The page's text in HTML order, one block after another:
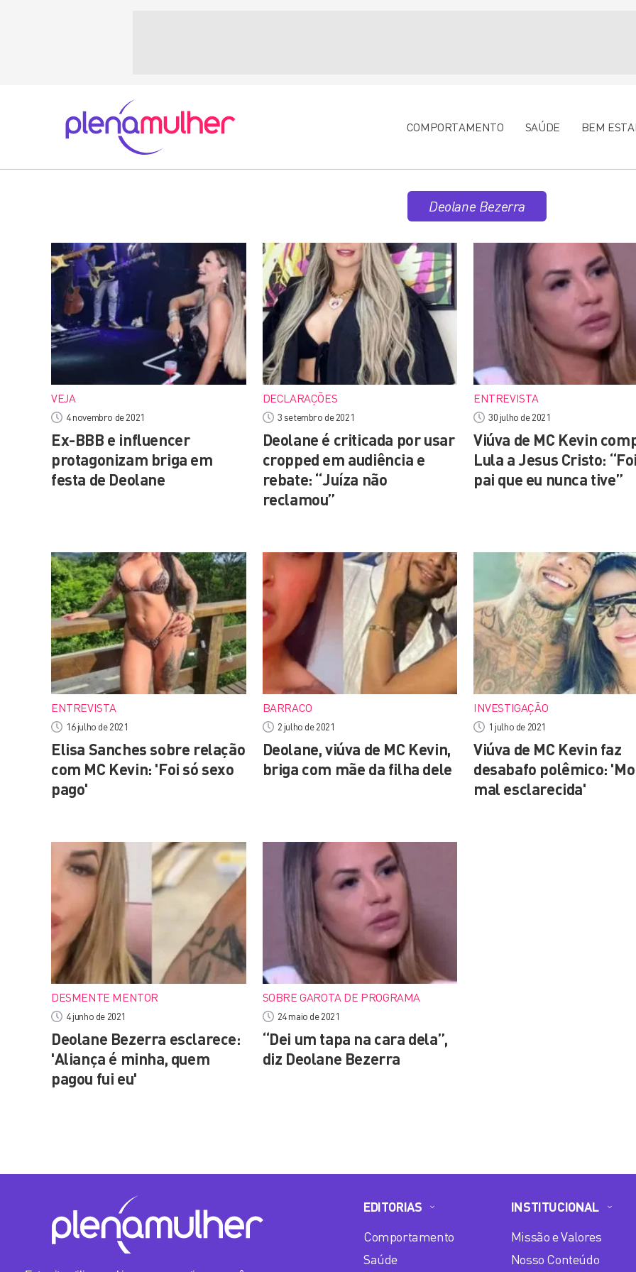
COMPORTAMENTO SAÚDE BEM
Deolane Bezerra
VEJA
4 novembro de 2021
Ex-BBB e influencer
protagonizam briga em
festa de Deolane
DECLARAÇÕES
3 setembro de 2021
Deolane é criticada por usar
cropped em audiência e
rebate: “Juíza não
reclamou”
ENTREVISTA
30 julho de 2021
Viúva de MC Kevin
Lula a Jesus Cristo:
pai que eu nunca tive”
ENTREVISTA
16 julho de 2021
Elisa Sanches sobre relação
com MC Kevin: 'Foi só sexo
pago'
BARRACO
2 julho de 2021
Deolane, viúva de MC Kevin,
briga com mãe da filha dele
INVESTIGAÇÃO
1 julho de 2021
Viúva de MC Kevin faz
desabafo polêmico:
mal esclarecida'
DESMENTE MENTOR
4 junho de 2021
Deolane Bezerra esclarece:
'Aliança é minha, quem
pagou fui eu'
SOBRE GAROTA DE PROGRAMA
24 maio de 2021
“Dei um tapa na cara dela”,
diz Deolane Bezerra
EDITORIAS
Comportamento
Saúde
INSTITUCIONAL
Missão e Valores
Nosso Conteúdo